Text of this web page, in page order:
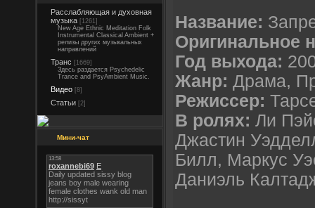
Расслабляющая и духовная
музыка [1261]
New Age Ethnic Meditation Folk
Instrumental Classical Ambient +
релизы других музыкальных
направлений
Транс [1669]
Здесь раздается Psychedelic
Trance and PsyAmbient Music.
Видео [8]
Статьи [2]
Мини-чат
Название:
Оригинальное
Год выхода:
Жанр: Драма,
Режиссер:
В ролях: Ли
Джастин
Билл, Маркус
Даниэль